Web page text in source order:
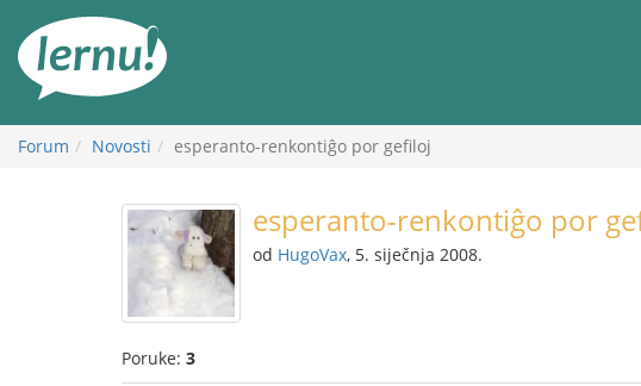
Forum Novosti esperanto-renkontiĝo por gefiloj
esperanto-renkontiĝo por
od HugoVax, 5. siječnja 2008.
Poruke: 3